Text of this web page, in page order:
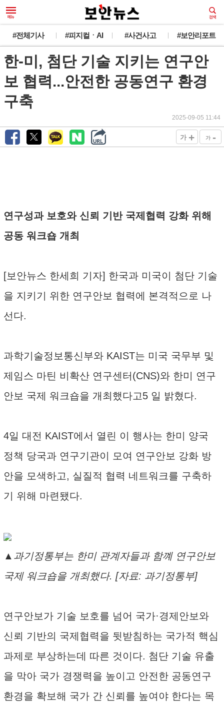
#전체기사 #피지컬ㆍAI #사건사고 #보안리포트
한-미, 첨단 기술 지키는 연구안
보 협력...안전한 공동연구 환경
구축
2025-09-05 11:44
가 + 가 -
연구성과 보호와 신뢰 기반 국제협력 강화 위해
공동 워크숍 개최
[보안뉴스 한세희 기자] 한국과 미국이 첨단 기술
을 지키기 위한 연구안보 협력에 본격적으로 나
선다.
과학기술정보통신부와 KAIST는 미국 국무부 및
제임스 마틴 비확산 연구센터(CNS)와 한미 연구
안보 국제 워크숍을 개최했다고5 일 밝혔다.
4일 대전 KAIST에서 열린 이 행사는 한미 양국
정책 당국과 연구기관이 모여 연구안보 강화 방
안을 모색하고, 실질적 협력 네트워크를 구축하
기 위해 마련됐다.
▲과기정통부는 한미 관계자들과 함꼐 연구안보
국제 워크숍을 개최했다. [자료: 과기정통부]
연구안보가 기술 보호를 넘어 국가·경제안보와
신뢰 기반의 국제협력을 뒷받침하는 국가적 핵심
과제로 부상하는데 따른 것이다. 첨단 기술 유출
을 막아 국가 경쟁력을 높이고 안전한 공동연구
환경을 확보해 국가 간 신뢰를 높여야 한다는 목